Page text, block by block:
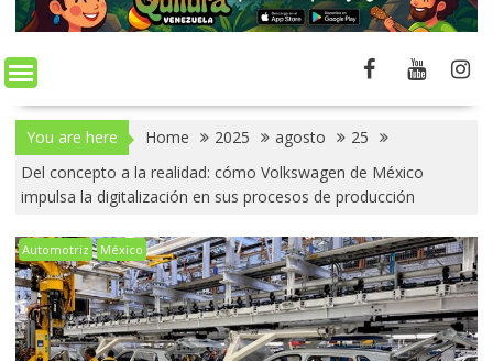
You are here Home 2025 agosto
25
Del concepto a la realidad: cómo Volkswagen de México
impulsa la digitalización en sus procesos de producción
Automotriz México